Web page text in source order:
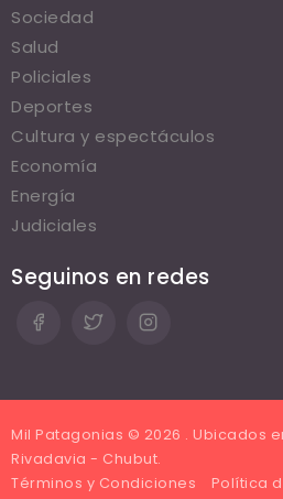
Sociedad
Salud
Policiales
Deportes
Cultura y espectáculos
Economía
Energía
Judiciales
Seguinos en redes
Mil Patagonias © 2026 . Ubicados
Rivadavia - Chubut.
Términos y Condiciones
Política